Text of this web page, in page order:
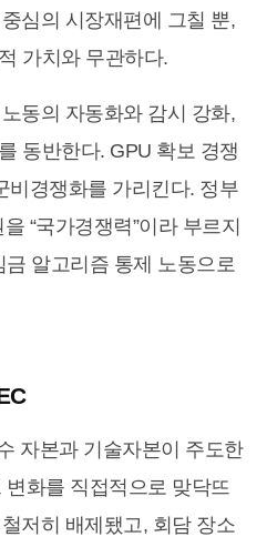
심의 시장재편에 그칠 뿐,
가치와 무관하다.
동의 자동화와 감시 강화,
동반한다. GPU 확보 경쟁
비경쟁화를 가리킨다. 정부
“국가경쟁력”이라 부르지
알고리즘 통제 노동으로
자본과 기술자본이 주도한
화를 직접적으로 맞닥뜨
저히 배제됐고, 회담 장소